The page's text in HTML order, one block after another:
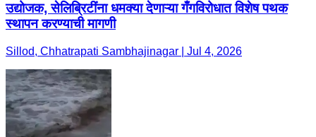
उद्योजक, सेलिब्रिटींना धमक्या देणाऱ्या गँगविरोधात विशेष पथक
स्थापन करण्याची मागणी
Sillod, Chhatrapati Sambhajinagar | Jul 4, 2026